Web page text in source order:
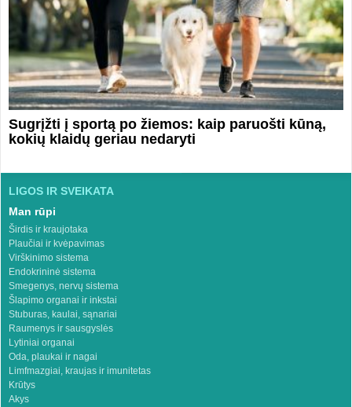
Sugrįžti į sportą po žiemos: kaip paruošti kūną,
kokių klaidų geriau nedaryti
LIGOS IR SVEIKATA
Man rūpi
Širdis ir kraujotaka
Plaučiai ir kvėpavimas
Virškinimo sistema
Endokrininė sistema
Smegenys, nervų sistema
Šlapimo organai ir inkstai
Stuburas, kaulai, sąnariai
Raumenys ir sausgyslės
Lytiniai organai
Oda, plaukai ir nagai
Limfmazgiai, kraujas ir imunitetas
Krūtys
Akys